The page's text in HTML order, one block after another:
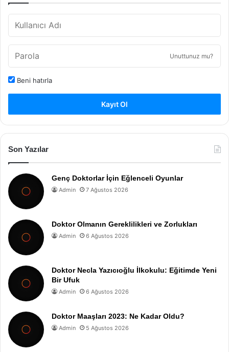
Unuttunuz mu?
Beni hatırla
Kayıt Ol
Son Yazılar
Genç Doktorlar İçin Eğlenceli Oyunlar
Admin 7 Ağustos 2026
Doktor Olmanın Gereklilikleri ve Zorlukları
Admin 6 Ağustos 2026
Doktor Necla Yazıcıoğlu İlkokulu: Eğitimde Yeni
Bir Ufuk
Admin 6 Ağustos 2026
Doktor Maaşları 2023: Ne Kadar Oldu?
Admin 5 Ağustos 2026